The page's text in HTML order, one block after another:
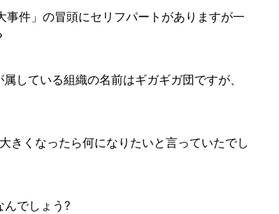
件」の冒頭にセリフパートがありますが一
している組織の名前はギガギガ団ですが、
きくなったら何になりたいと言っていたでし
でしょう?